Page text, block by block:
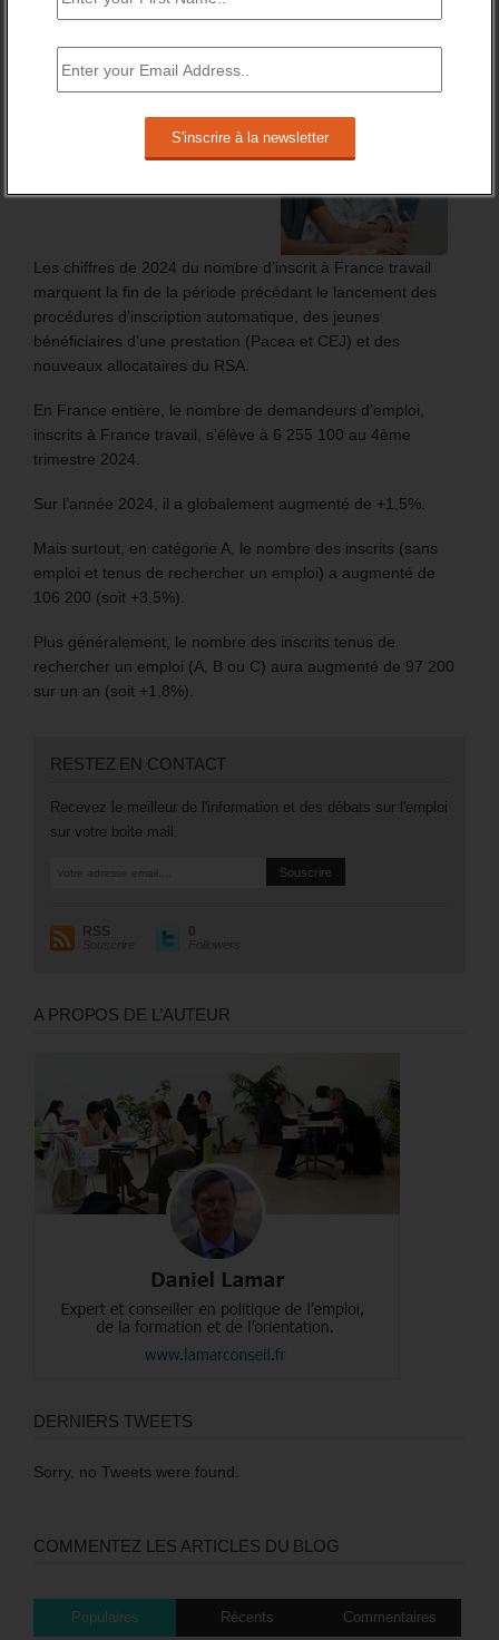
Les chiffres de 2024 du nombre d’inscrit à France travail
marquent la fin de la période précédant le lancement des
procédures d’inscription automatique, des jeunes
bénéficiaires d’une prestation (Pacea et CEJ) et des
nouveaux allocataires du RSA.
En France entière, le nombre de demandeurs d’emploi,
inscrits à France travail, s’élève à 6 255 100 au 4ème
trimestre 2024.
Sur l’année 2024, il a globalement augmenté de +1,5%.
Mais surtout, en catégorie A, le nombre des inscrits (sans
emploi et tenus de rechercher un emploi) a augmenté de
106 200 (soit +3,5%).
Plus généralement, le nombre des inscrits tenus de
rechercher un emploi (A, B ou C) aura augmenté de 97 200
sur un an (soit +1,8%).
RESTEZ EN CONTACT
Recevez le meilleur de l'information et des débats sur l'emploi
sur votre boite mail.
RSS
Souscrire
0
Followers
A PROPOS DE L’AUTEUR
DERNIERS TWEETS
Sorry, no Tweets were found.
COMMENTEZ LES ARTICLES DU BLOG
Populaires Récents Commentaires